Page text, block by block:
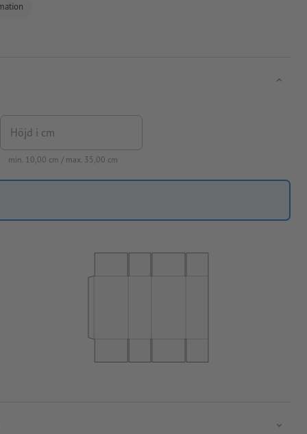
Höjd i cm
min. 10,00 cm / max. 35,00 cm